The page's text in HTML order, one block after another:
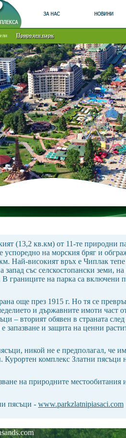
Природен парк
(13,2 кв.км) от 11-те природни
успоредно на морския бряг и
Най-високият връх е Чиплак
запад със селскостопански земи,
В границите на парка са
още през 1915 г. Но тя се
и държавните имоти част
– вторият обявен в страната
запазване и защита на ценни
никой не е предполагал, че
комплекс Златни пясъци
на природните местообитания
пясъци - www.parkzlatnipiasaci.com